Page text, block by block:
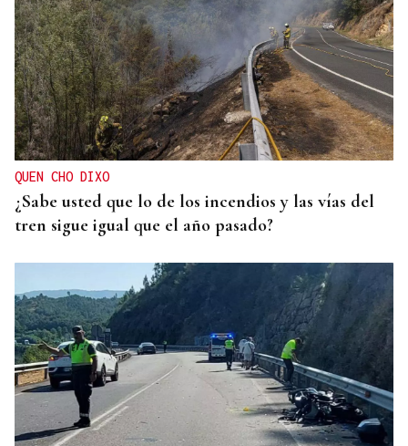
QUEN CHO DIXO
¿Sabe usted que lo de los incendios y las vías del
tren sigue igual que el año pasado?